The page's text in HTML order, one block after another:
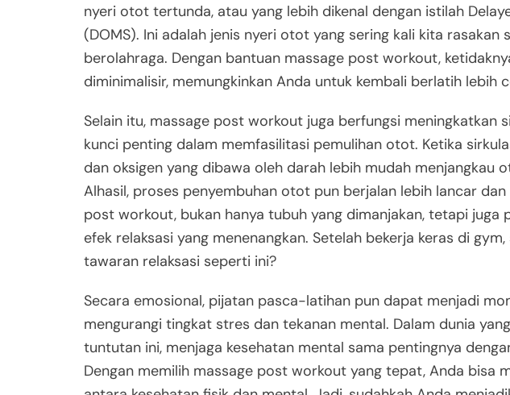
nyeri otot tertunda, atau yang lebih dikenal dengan istilah
(DOMS). Ini adalah jenis nyeri otot yang sering kali kita rasakan
berolahraga. Dengan bantuan massage post workout,
diminimalisir, memungkinkan Anda untuk kembali berlatih lebih
Selain itu, massage post workout juga berfungsi meningkatkan
kunci penting dalam memfasilitasi pemulihan otot. Ketika
dan oksigen yang dibawa oleh darah lebih mudah menjangkau
Alhasil, proses penyembuhan otot pun berjalan lebih lancar
post workout, bukan hanya tubuh yang dimanjakan, tetapi juga
efek relaksasi yang menenangkan. Setelah bekerja keras di
tawaran relaksasi seperti ini?
Secara emosional, pijatan pasca-latihan pun dapat menjadi
mengurangi tingkat stres dan tekanan mental. Dalam dunia
tuntutan ini, menjaga kesehatan mental sama pentingnya
Dengan memilih massage post workout yang tepat, Anda bisa